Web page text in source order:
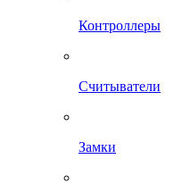
Контроллеры
Считыватели
Замки